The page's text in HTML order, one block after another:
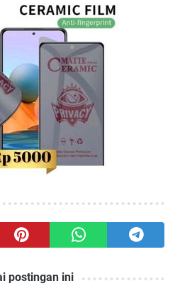
postingan ini